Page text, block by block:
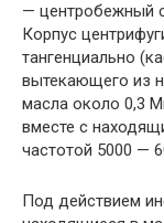
— центробежный
Корпус
тангенциально
вытекающего из
масла около 0,3
вместе с
частотой 5000 —
Под действием